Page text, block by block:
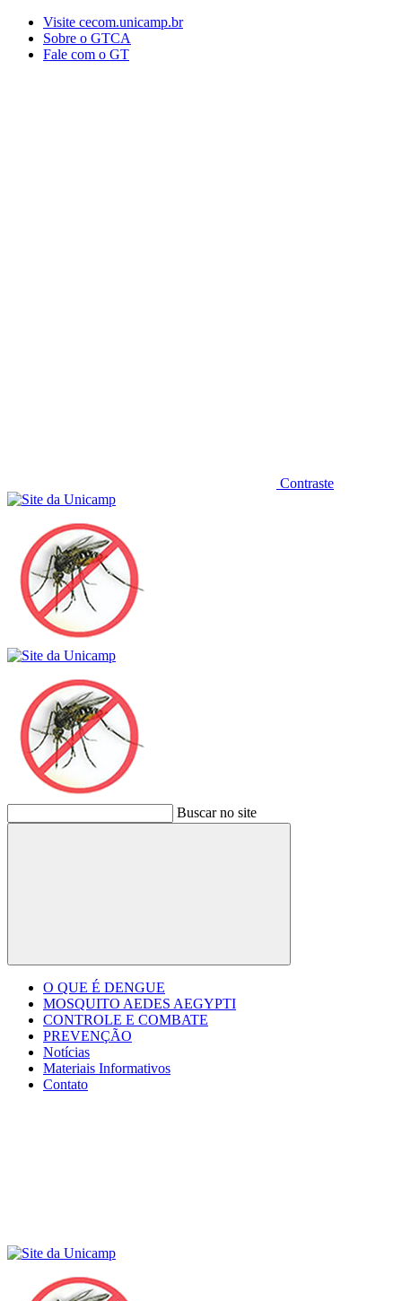
Conteúdo principal Menu principal
Visite cecom.unicamp.br
Sobre o GTCA
Fale com o GT
Contraste
Buscar no site
Buscar
O QUE É DENGUE
MOSQUITO AEDES AEGYPTI
CONTROLE E COMBATE
PREVENÇÃO
Notícias
Materiais Informativos
Contato